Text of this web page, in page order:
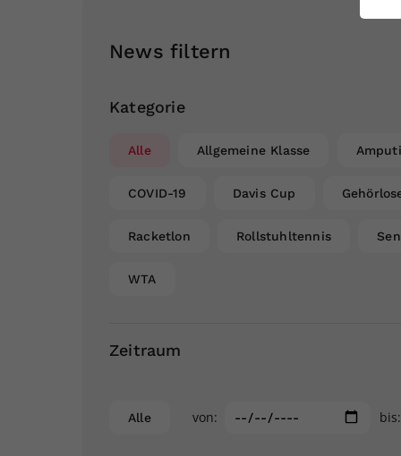
News filtern
Kategorie
Alle Allgemeine Klasse
COVID-19 Davis Cup
Racketlon Rollstuhltennis
WTA
Zeitraum
Alle von: bis: